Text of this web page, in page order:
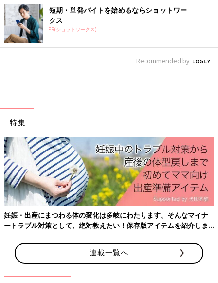
■監修／海老澤元宏先生
国立病院機構相模原病院臨床研究センターアレルギー性疾患研究
部長。医学博士。東京慈恵会医科大学医学部卒業。小児の食物ア
レルギー治療、研究をけん引。厚生労働省や消費者庁の研究代表
短期・単発バイトを始めるならショットワー
クス
PR(ショットワークス)
Recommended by
特集
妊娠・出産にまつわる体の変化は多岐にわたります。そんなマイナ
ートラブル対策として、絶対教えたい！保存版アイテムを紹介しま
連載一覧へ